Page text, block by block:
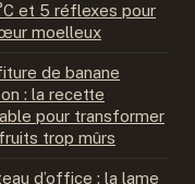
et 5 réflexes pour
moelleux
de banane
: la recette
pour transformer
trop mûrs
d’office : la lame